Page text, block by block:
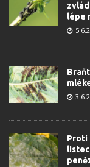
lépe
Proti